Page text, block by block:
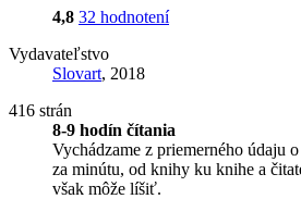
4,8 32 hodnotení
Vydavateľstvo
Slovart, 2018
416 strán
8-9 hodín čítania
Vychádzame z priemerného údaju
za minútu, od knihy ku knihe a
však môže líšiť.